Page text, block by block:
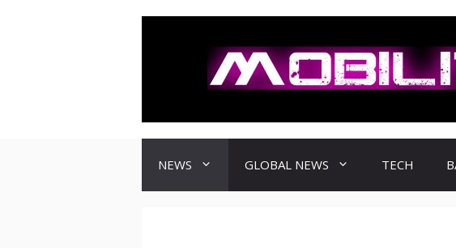
NEWS GLOBAL NEWS TECH